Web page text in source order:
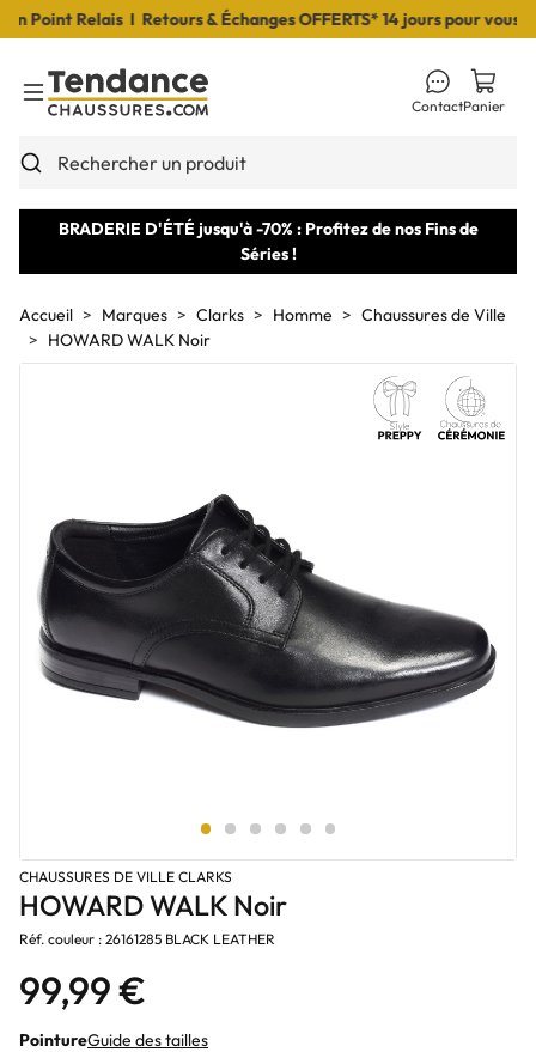
Point Relais I Retours & Échanges OFFERTS* 14 jours pour vous
Toggle Menu
Rechercher un produit
ContactPanier
BRADERIE D'ÉTÉ jusqu'à -70% : Profitez de nos Fins de
Séries !
Accueil Marques Clarks Homme
Chaussures de Ville
HOWARD WALK Noir
CHAUSSURES DE VILLE CLARKS
HOWARD WALK Noir
Réf. couleur : 26161285 BLACK LEATHER
99,99 €
PointureGuide des tailles